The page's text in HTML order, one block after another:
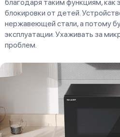
благодаря таким функциям,
блокировки от детей.
нержавеющей стали, а потому
эксплуатации. Ухаживать за
проблем.